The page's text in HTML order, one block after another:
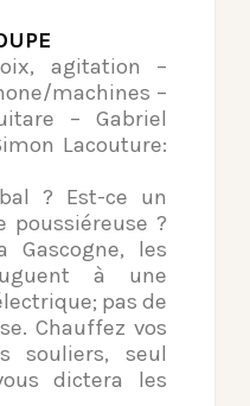
agitation –
machines –
– Gabriel
Lacouture:
? Est-ce un
poussiéreuse ?
Gascogne, les
à une
pas de
Chauffez vos
souliers, seul
dictera les